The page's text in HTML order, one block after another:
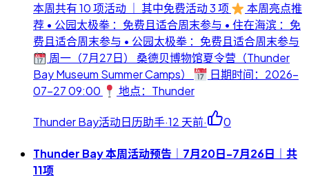
本周共有 10 项活动 ｜ 其中免费活动 3 项
本周亮点推
荐 • 公园太极拳 ：免费且适合周末参与 • 住在海滨 ：免
费且适合周末参与 • 公园太极拳 ：免费且适合周末参与
周一（7月27日） 桑德贝博物馆夏令营（Thunder
Bay Museum Summer Camps）
日期时间：2026-
07-27 09:00
地点：Thunder
Thunder Bay活动日历助手·12 天前· 0
Thunder Bay 本周活动预告｜7月20日-7月26日｜共
11项